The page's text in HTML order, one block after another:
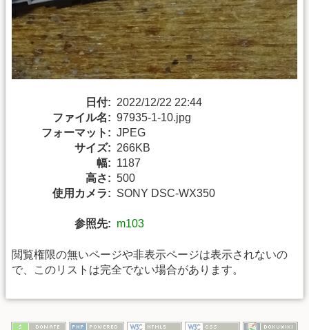
日付: 2022/12/22 22:44
ファイル名: 97935-1-10.jpg
フォーマット: JPEG
サイズ: 266KB
幅: 1187
高さ: 500
使用カメラ: SONY DSC-WX350
参照先: m103
閲覧権限の無いページや非表示ページは表示されないの
で、このリストは完全でない場合があります。